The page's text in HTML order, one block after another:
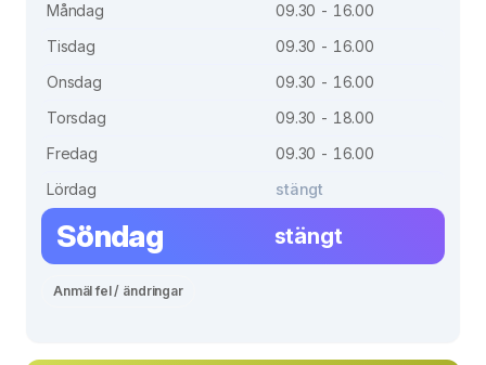
Måndag
09.30 - 16.00
Tisdag
09.30 - 16.00
Onsdag
09.30 - 16.00
Torsdag
09.30 - 18.00
Fredag
09.30 - 16.00
Lördag
stängt
Söndag stängt
Anmäl fel / ändringar